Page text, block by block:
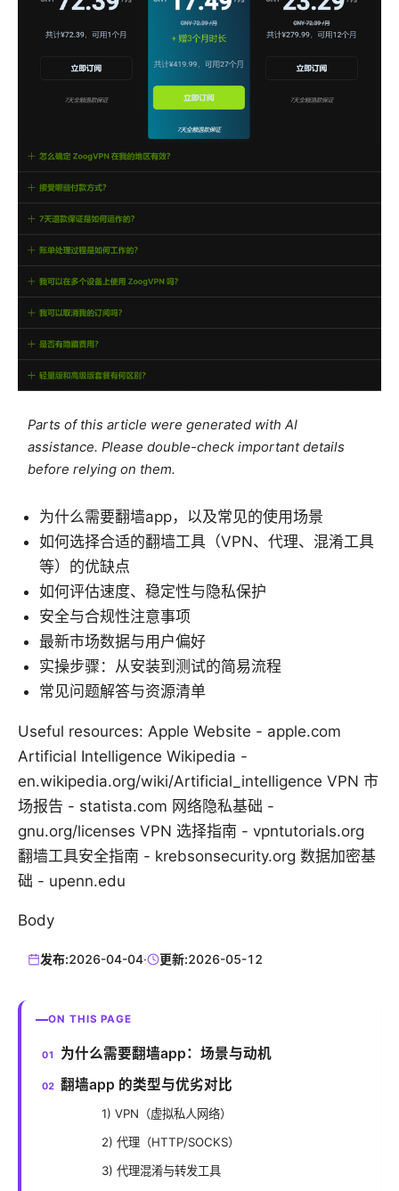
Parts of this article were generated with AI
assistance. Please double-check important details
before relying on them.
为什么需要翻墙app，以及常见的使用场景
如何选择合适的翻墙工具（VPN、代理、混淆工具
等）的优缺点
如何评估速度、稳定性与隐私保护
安全与合规性注意事项
最新市场数据与用户偏好
实操步骤：从安装到测试的简易流程
常见问题解答与资源清单
Useful resources: Apple Website - apple.com
Artificial Intelligence Wikipedia -
en.wikipedia.org/wiki/Artificial_intelligence VPN 市
场报告 - statista.com 网络隐私基础 -
gnu.org/licenses VPN 选择指南 - vpntutorials.org
翻墙工具安全指南 - krebsonsecurity.org 数据加密基
础 - upenn.edu
Body
发布:2026-04-04· 更新:2026-05-12
ON THIS PAGE
为什么需要翻墙app：场景与动机
翻墙app 的类型与优劣对比
1) VPN（虚拟私人网络）
2) 代理（HTTP/SOCKS）
3) 代理混淆与转发工具